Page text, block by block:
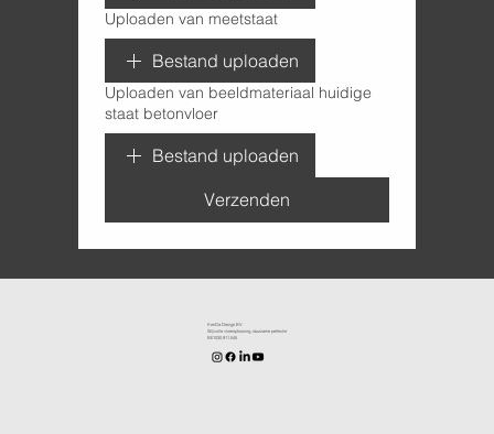
Uploaden van meetstaat
Bestand uploaden
Uploaden van beeldmateriaal huidige
staat betonvloer
Bestand uploaden
Verzenden
KenDa Design BV.
Stijlvolle vloeroplossing, duurzame perfectie
BE1030.911.545